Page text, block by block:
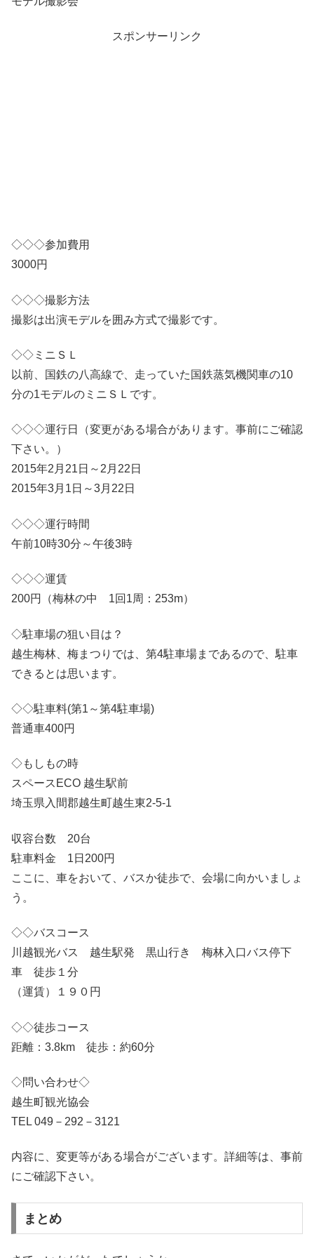
スポンサーリンク
◇◇◇参加費用
3000円
◇◇◇撮影方法
撮影は出演モデルを囲み方式で撮影です。
◇◇ミニＳＬ
以前、国鉄の八高線で、走っていた国鉄蒸気機関車の10
分の1モデルのミニＳＬです。
◇◇◇運行日（変更がある場合があります。事前にご確認
下さい。）
2015年2月21日～2月22日
2015年3月1日～3月22日
◇◇◇運行時間
午前10時30分～午後3時
◇◇◇運賃
200円（梅林の中 1回1周：253m）
◇駐車場の狙い目は？
越生梅林、梅まつりでは、第4駐車場まであるので、駐車
できるとは思います。
◇◇駐車料(第1～第4駐車場)
普通車400円
◇もしもの時
スペースECO 越生駅前
埼玉県入間郡越生町越生東2-5-1
収容台数 20台
駐車料金 1日200円
ここに、車をおいて、バスか徒歩で、会場に向かいましょ
う。
◇◇バスコース
川越観光バス 越生駅発 黒山行き 梅林入口バス停下
車 徒歩１分
（運賃）１９０円
◇◇徒歩コース
距離：3.8km 徒歩：約60分
◇問い合わせ◇
越生町観光協会
TEL 049－292－3121
内容に、変更等がある場合がございます。詳細等は、事前
にご確認下さい。
まとめ